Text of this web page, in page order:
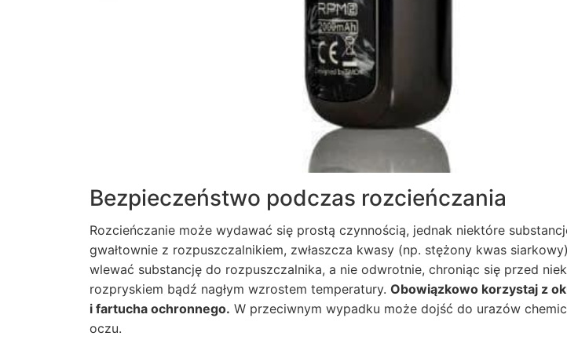
Bezpieczeństwo podczas rozcieńczania
Rozcieńczanie może wydawać się prostą czynnością, jednak niektóre
gwałtownie z rozpuszczalnikiem, zwłaszcza kwasy (np. stężony kwas
wlewać substancję do rozpuszczalnika, a nie odwrotnie, chroniąc się przed
rozpryskiem bądź nagłym wzrostem temperatury. Obowiązkowo korzystaj z
i fartucha ochronnego. W przeciwnym wypadku może dojść do urazów
oczu.